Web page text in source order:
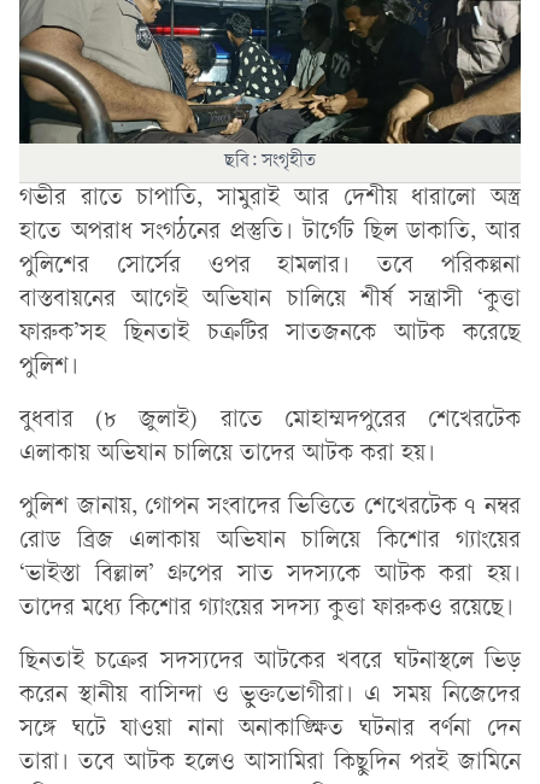
ছবি: সংগৃহীত
গভীর রাতে চাপাতি, সামুরাই আর দেশীয় ধারালো অস্ত্র
হাতে অপরাধ সংগঠনের প্রস্তুতি। টার্গেট ছিল ডাকাতি, আর
পুলিশের সোর্সের ওপর হামলার। তবে পরিকল্পনা
বাস্তবায়নের আগেই অভিযান চালিয়ে শীর্ষ সন্ত্রাসী ‘কুত্তা
ফারুক’সহ ছিনতাই চক্রটির সাতজনকে আটক করেছে
পুলিশ।
বুধবার (৮ জুলাই) রাতে মোহাম্মদপুরের শেখেরটেক
এলাকায় অভিযান চালিয়ে তাদের আটক করা হয়।
পুলিশ জানায়, গোপন সংবাদের ভিত্তিতে শেখেরটেক ৭ নম্বর
রোড ব্রিজ এলাকায় অভিযান চালিয়ে কিশোর গ্যাংয়ের
‘ভাইস্তা বিল্লাল’ গ্রুপের সাত সদস্যকে আটক করা হয়।
তাদের মধ্যে কিশোর গ্যাংয়ের সদস্য কুত্তা ফারুকও রয়েছে।
ছিনতাই চক্রের সদস্যদের আটকের খবরে ঘটনাস্থলে ভিড়
করেন স্থানীয় বাসিন্দা ও ভুক্তভোগীরা। এ সময় নিজেদের
সঙ্গে ঘটে যাওয়া নানা অনাকাঙ্ক্ষিত ঘটনার বর্ণনা দেন
তারা। তবে আটক হলেও আসামিরা কিছুদিন পরই জামিনে